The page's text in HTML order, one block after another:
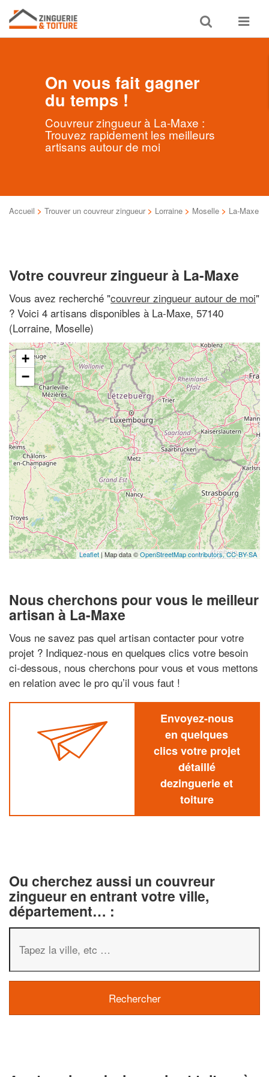
Toggle
search
Toggle
On vous fait gagner
du temps !
Couvreur zingueur à La-Maxe :
Trouvez rapidement les meilleurs
artisans autour de moi
Accueil > Trouver un couvreur zingueur > Lorraine > Moselle > La-Maxe
Votre couvreur zingueur à La-Maxe
Vous avez recherché "couvreur zingueur autour de moi"
? Voici 4 artisans disponibles à La-Maxe, 57140
(Lorraine, Moselle)
+
−
Leaflet | Map data ©OpenStreetMap contributors,CC-BY-SA
Nous cherchons pour vous le meilleur
artisan à La-Maxe
Vous ne savez pas quel artisan contacter pour votre
projet ? Indiquez-nous en quelques clics votre besoin
ci-dessous, nous cherchons pour vous et vous mettons
en relation avec le pro qu’il vous faut !
Envoyez-nous
en quelques
clics votre projet
détaillé
dezinguerie et
toiture
Ou cherchez aussi un couvreur
zingueur en entrant votre ville,
département… :